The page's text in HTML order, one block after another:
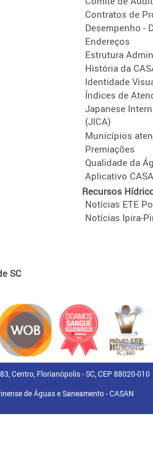
Contratos de
Desempenho -
Endereços
Estrutura
História da
Identidade
Índices de
Japanese
(JICA)
Municípios
Premiações
Qualidade da
Aplicativo
Recursos
Notícias ETE
Notícias Ipira-
SC
Centro, Florianópolis - SC, CEP 88020-010
de Águas e Saneamento - CASAN